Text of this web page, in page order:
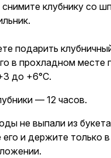
клубнику со
подарить
в прохладном месте
до +6°C.
— 12 часов.
не выпали из
его и держите только в